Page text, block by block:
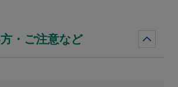
・ご注意など